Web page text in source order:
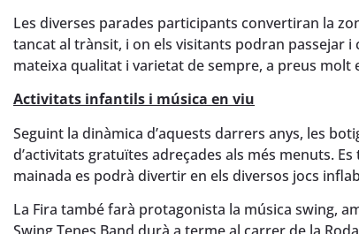
Les diverses parades participants convertiran la
tancat al trànsit, i on els visitants podran passejar
mateixa qualitat i varietat de sempre, a preus molt
Activitats infantils i música en viu
Seguint la dinàmica d’aquests darrers anys, les
d’activitats gratuïtes adreçades als més menuts.
mainada es podrà divertir en els diversos jocs
La Fira també farà protagonista la música swing,